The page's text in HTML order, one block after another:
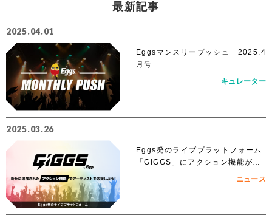
最新記事
2025.04.01
Eggsマンスリープッシュ 2025.4
月号
キュレーター
2025.03.26
Eggs発のライブプラットフォーム
「GIGGS」にアクション機能が追
ニュース